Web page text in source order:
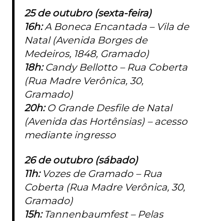
25 de outubro (sexta-feira)
16h:A Boneca Encantada – Vila de
Natal (Avenida Borges de
Medeiros, 1848, Gramado)
18h:Candy Bellotto – Rua Coberta
(Rua Madre Verônica, 30,
Gramado)
20h:O Grande Desfile de Natal
(Avenida das Hortênsias) – acesso
mediante ingresso
26 de outubro (sábado)
11h: Vozes de Gramado – Rua
Coberta (Rua Madre Verônica, 30,
Gramado)
15h:Tannenbaumfest – Pelas